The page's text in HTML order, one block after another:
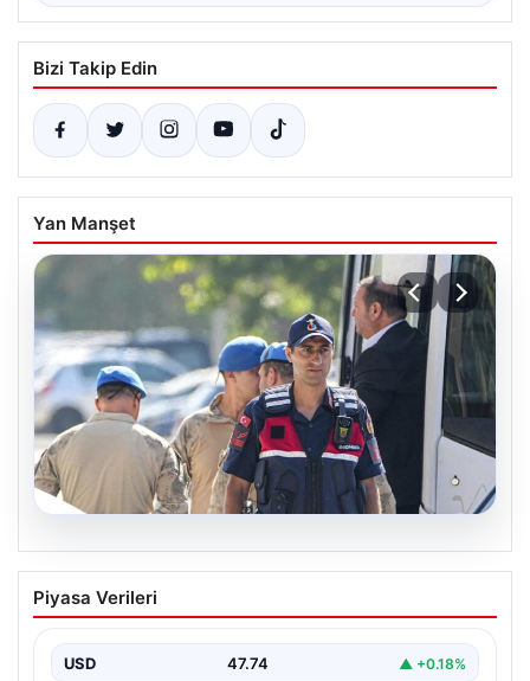
Bizi Takip Edin
Yan Manşet
07.08.2026
Menderes Belediye Başkanı İlkay Çiçek
ve Diğer Şüpheliler Hakkında Tutuklama
İzmir Cumhuriyet Başsavcılığı'nın yürüttüğü kapsamlı
Piyasa Verileri
USD 47.74 ▲ +0.18%